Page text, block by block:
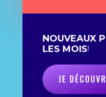
NOUVEAUX
LES MOIS!
JE